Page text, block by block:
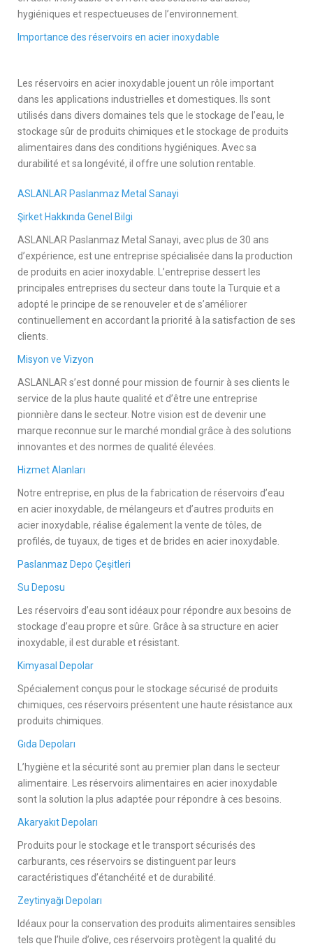
hygiéniques et respectueuses de l’environnement.
Importance des réservoirs en acier inoxydable
Les réservoirs en acier inoxydable jouent un rôle important
dans les applications industrielles et domestiques. Ils sont
utilisés dans divers domaines tels que le stockage de l’eau, le
stockage sûr de produits chimiques et le stockage de produits
alimentaires dans des conditions hygiéniques. Avec sa
durabilité et sa longévité, il offre une solution rentable.
ASLANLAR Paslanmaz Metal Sanayi
Şirket Hakkında Genel Bilgi
ASLANLAR Paslanmaz Metal Sanayi, avec plus de 30 ans
d’expérience, est une entreprise spécialisée dans la production
de produits en acier inoxydable. L’entreprise dessert les
principales entreprises du secteur dans toute la Turquie et a
adopté le principe de se renouveler et de s’améliorer
continuellement en accordant la priorité à la satisfaction de ses
clients.
Misyon ve Vizyon
ASLANLAR s’est donné pour mission de fournir à ses clients le
service de la plus haute qualité et d’être une entreprise
pionnière dans le secteur. Notre vision est de devenir une
marque reconnue sur le marché mondial grâce à des solutions
innovantes et des normes de qualité élevées.
Hizmet Alanları
Notre entreprise, en plus de la fabrication de réservoirs d’eau
en acier inoxydable, de mélangeurs et d’autres produits en
acier inoxydable, réalise également la vente de tôles, de
profilés, de tuyaux, de tiges et de brides en acier inoxydable.
Paslanmaz Depo Çeşitleri
Su Deposu
Les réservoirs d’eau sont idéaux pour répondre aux besoins de
stockage d’eau propre et sûre. Grâce à sa structure en acier
inoxydable, il est durable et résistant.
Kimyasal Depolar
Spécialement conçus pour le stockage sécurisé de produits
chimiques, ces réservoirs présentent une haute résistance aux
produits chimiques.
Gıda Depoları
L’hygiène et la sécurité sont au premier plan dans le secteur
alimentaire. Les réservoirs alimentaires en acier inoxydable
sont la solution la plus adaptée pour répondre à ces besoins.
Akaryakıt Depoları
Produits pour le stockage et le transport sécurisés des
carburants, ces réservoirs se distinguent par leurs
caractéristiques d’étanchéité et de durabilité.
Zeytinyağı Depoları
Idéaux pour la conservation des produits alimentaires sensibles
tels que l’huile d’olive, ces réservoirs protègent la qualité du